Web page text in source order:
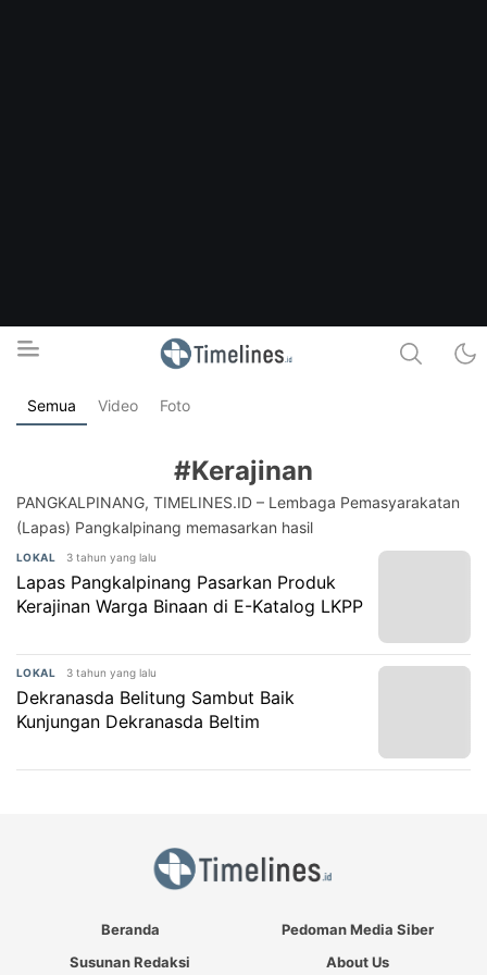
Timelines.id
Media Literasi, Sejarah & Budaya
Semua Video Foto
#Kerajinan
PANGKALPINANG, TIMELINES.ID – Lembaga Pemasyarakatan
(Lapas) Pangkalpinang memasarkan hasil
LOKAL 3 tahun yang lalu
Lapas Pangkalpinang Pasarkan Produk
Kerajinan Warga Binaan di E-Katalog LKPP
LOKAL 3 tahun yang lalu
Dekranasda Belitung Sambut Baik
Kunjungan Dekranasda Beltim
Beranda
Pedoman Media Siber
Susunan Redaksi
About Us